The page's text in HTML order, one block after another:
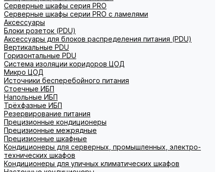
Серверные шкафы серия PRO
Серверные шкафы серии PRO с ламелями
Аксессуары
Блоки розеток (PDU)
Аксессуары для блоков распределения питания (PDU)
Вертикальные PDU
Горизонтальные PDU
Система изоляции коридоров ЦОД
Микро ЦОД
Источники бесперебойного питания
Стоечные ИБП
Напольные ИБП
Трёхфазные ИБП
Резервирование питания
Прецизионные кондиционеры
Прецизионные межрядные
Прецизионные шкафные
Кондиционеры для серверных, промышленных, электро-
технических шкафов
Кондиционеры для уличных климатических шкафов